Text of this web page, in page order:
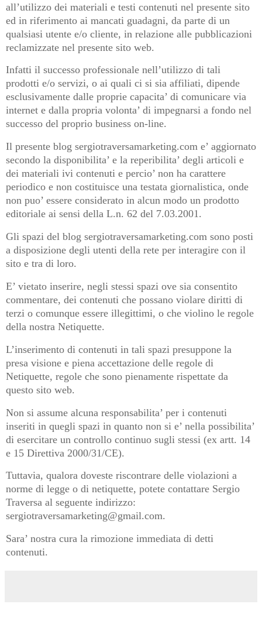
all’utilizzo dei materiali e testi contenuti nel presente sito
ed in riferimento ai mancati guadagni, da parte di un
qualsiasi utente e/o cliente, in relazione alle pubblicazioni
reclamizzate nel presente sito web.
Infatti il successo professionale nell’utilizzo di tali
prodotti e/o servizi, o ai quali ci si sia affiliati, dipende
esclusivamente dalle proprie capacita’ di comunicare via
internet e dalla propria volonta’ di impegnarsi a fondo nel
successo del proprio business on-line.
Il presente blog sergiotraversamarketing.com e’ aggiornato
secondo la disponibilita’ e la reperibilita’ degli articoli e
dei materiali ivi contenuti e percio’ non ha carattere
periodico e non costituisce una testata giornalistica, onde
non puo’ essere considerato in alcun modo un prodotto
editoriale ai sensi della L.n. 62 del 7.03.2001.
Gli spazi del blog sergiotraversamarketing.com sono posti
a disposizione degli utenti della rete per interagire con il
sito e tra di loro.
E’ vietato inserire, negli stessi spazi ove sia consentito
commentare, dei contenuti che possano violare diritti di
terzi o comunque essere illegittimi, o che violino le regole
della nostra Netiquette.
L’inserimento di contenuti in tali spazi presuppone la
presa visione e piena accettazione delle regole di
Netiquette, regole che sono pienamente rispettate da
questo sito web.
Non si assume alcuna responsabilita’ per i contenuti
inseriti in quegli spazi in quanto non si e’ nella possibilita’
di esercitare un controllo continuo sugli stessi (ex artt. 14
e 15 Direttiva 2000/31/CE).
Tuttavia, qualora doveste riscontrare delle violazioni a
norme di legge o di netiquette, potete contattare Sergio
Traversa al seguente indirizzo:
sergiotraversamarketing@gmail.com.
Sara’ nostra cura la rimozione immediata di detti
contenuti.